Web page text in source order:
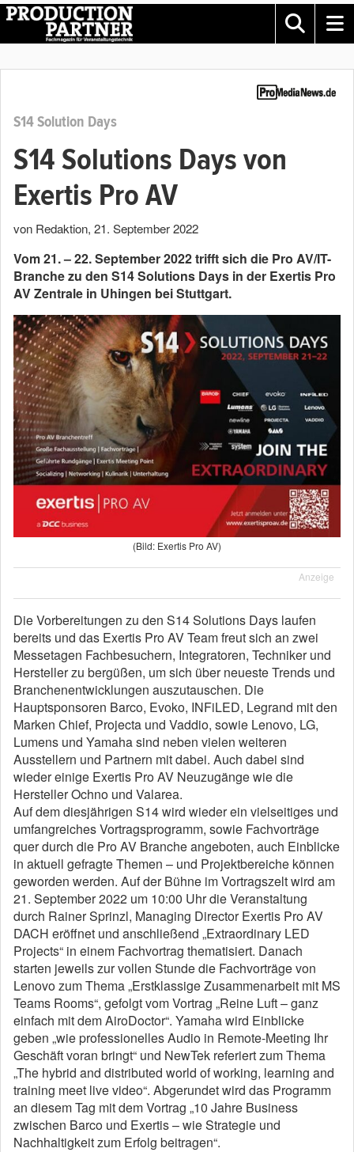
S14 Solution Days
S14 Solutions Days von
Exertis Pro AV
von Redaktion, 21. September 2022
Vom 21. – 22. September 2022 trifft sich die Pro AV/IT-
Branche zu den S14 Solutions Days in der Exertis Pro
AV Zentrale in Uhingen bei Stuttgart.
(Bild: Exertis Pro AV)
Anzeige
Die Vorbereitungen zu den S14 Solutions Days laufen
bereits und das Exertis Pro AV Team freut sich an zwei
Messetagen Fachbesuchern, Integratoren, Techniker und
Hersteller zu bergüßen, um sich über neueste Trends und
Branchenentwicklungen auszutauschen. Die
Hauptsponsoren Barco, Evoko, INFiLED, Legrand mit den
Marken Chief, Projecta und Vaddio, sowie Lenovo, LG,
Lumens und Yamaha sind neben vielen weiteren
Ausstellern und Partnern mit dabei. Auch dabei sind
wieder einige Exertis Pro AV Neuzugänge wie die
Hersteller Ochno und Valarea.
Auf dem diesjährigen S14 wird wieder ein vielseitiges und
umfangreiches Vortragsprogramm, sowie Fachvorträge
quer durch die Pro AV Branche angeboten, auch Einblicke
in aktuell gefragte Themen – und Projektbereiche können
geworden werden. Auf der Bühne im Vortragszelt wird am
21. September 2022 um 10:00 Uhr die Veranstaltung
durch Rainer Sprinzl, Managing Director Exertis Pro AV
DACH eröffnet und anschließend „Extraordinary LED
Projects“ in einem Fachvortrag thematisiert. Danach
starten jeweils zur vollen Stunde die Fachvorträge von
Lenovo zum Thema „Erstklassige Zusammenarbeit mit MS
Teams Rooms“, gefolgt vom Vortrag „Reine Luft – ganz
einfach mit dem AiroDoctor“. Yamaha wird Einblicke
geben „wie professionelles Audio in Remote-Meeting Ihr
Geschäft voran bringt“ und NewTek referiert zum Thema
„The hybrid and distributed world of working, learning and
training meet live video“. Abgerundet wird das Programm
an diesem Tag mit dem Vortrag „10 Jahre Business
zwischen Barco und Exertis – wie Strategie und
Nachhaltigkeit zum Erfolg beitragen“.